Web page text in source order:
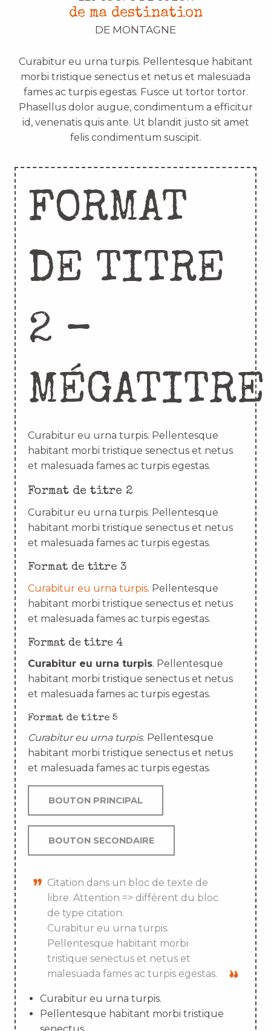
de ma destination
DE MONTAGNE
Curabitur eu urna turpis. Pellentesque habitant
morbi tristique senectus et netus et malesuada
fames ac turpis egestas. Fusce ut tortor tortor.
Phasellus dolor augue, condimentum a efficitur
id, venenatis quis ante. Ut blandit justo sit amet
felis condimentum suscipit.
FORMAT
DE TITRE
2 –
MÉGATITRE
Curabitur eu urna turpis. Pellentesque
habitant morbi tristique senectus et netus
et malesuada fames ac turpis egestas.
Format de titre 2
Curabitur eu urna turpis. Pellentesque
habitant morbi tristique senectus et netus
et malesuada fames ac turpis egestas.
Format de titre 3
Curabitur eu urna turpis. Pellentesque
habitant morbi tristique senectus et netus
et malesuada fames ac turpis egestas.
Format de titre 4
Curabitur eu urna turpis. Pellentesque
habitant morbi tristique senectus et netus
et malesuada fames ac turpis egestas.
Format de titre 5
Curabitur eu urna turpis. Pellentesque
habitant morbi tristique senectus et netus
et malesuada fames ac turpis egestas.
BOUTON PRINCIPAL
BOUTON SECONDAIRE
Citation dans un bloc de texte de
libre. Attention => différent du bloc
de type citation.
Curabitur eu urna turpis.
Pellentesque habitant morbi
tristique senectus et netus et
malesuada fames ac turpis egestas.
Curabitur eu urna turpis.
Pellentesque habitant morbi tristique